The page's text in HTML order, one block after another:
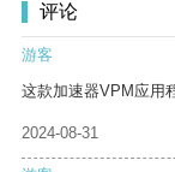
评论
游客
这款加速器VPM应用
2024-08-31